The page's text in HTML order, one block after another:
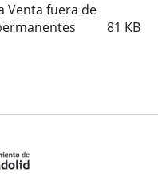
Venta fuera de
81 KB